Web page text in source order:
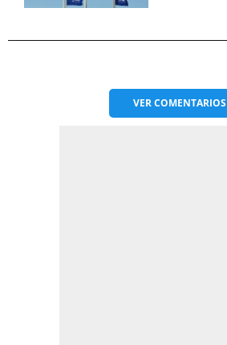
VERCOMENTARIOS